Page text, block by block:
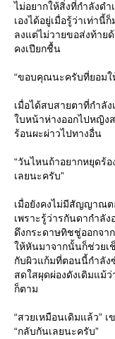
ไม่อยากให้สิ่งที่กำลังด
เองได้อยู่เมื่อรู้ว่าเท่านี้
ลงแต่ไม่วายขอส่งท้าย
คงเปียกชื้น
“ขอบคุณนะครับที่ยอมใ
เมื่อได้สบสายตาที่กำลั
ใบหน้าห่างออกไปหญิง
ร้อนผะผ่าวไปทางอื่น
“วันไหนถ้าอยากหยุดร้อ
เลยนะครับ”
เมื่อยังคงไม่มีสัญญาณ
เพราะรู้ว่ารกันดากำลั
ดึงกระดาษทิชชู่ออกจา
ให้หันมาจากนั้นก็ช่วยเ
กับผิวแก้มที่ตอนนี้กำลัง
สดใสผุดผ่องดังเดิมแม้ว่
ก็ตาม
“สวยเหมือนเดิมแล้ว”
“กลับกันเลยนะครับ”